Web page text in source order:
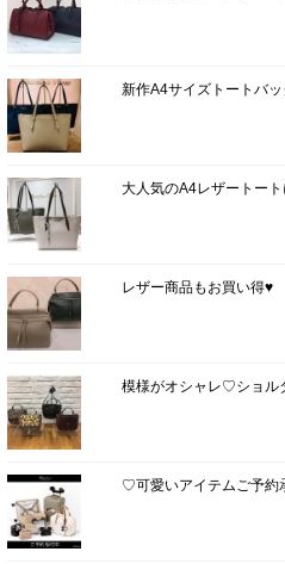
新作A4サイズトートバ
大人気のA4レザートー
レザー商品もお買い得♥
模様がオシャレ♡ショル
♡可愛いアイテムご予